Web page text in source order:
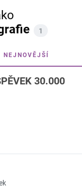
1
NEJNOVĚJŠÍ
30.000